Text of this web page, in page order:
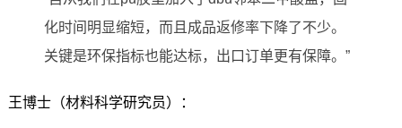
化时间明显缩短，而且成品返修率下降了不少。
关键是环保指标也能达标，出口订单更有保障。”
王博士（材料科学研究员）：